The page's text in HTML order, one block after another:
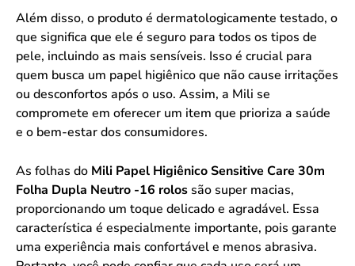
Além disso, o produto é dermatologicamente testado, o
que significa que ele é seguro para todos os tipos de
pele, incluindo as mais sensíveis. Isso é crucial para
quem busca um papel higiênico que não cause irritações
ou desconfortos após o uso. Assim, a Mili se
compromete em oferecer um item que prioriza a saúde
e o bem-estar dos consumidores.
As folhas do Mili Papel Higiênico Sensitive Care 30m
Folha Dupla Neutro -16 rolos são super macias,
proporcionando um toque delicado e agradável. Essa
característica é especialmente importante, pois garante
uma experiência mais confortável e menos abrasiva.